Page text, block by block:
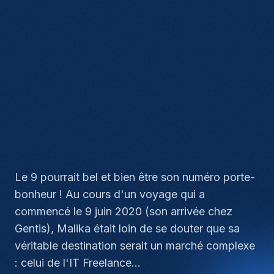
Le 9 pourrait bel et bien être son numéro porte-
bonheur ! Au cours d'un voyage qui a
commencé le 9 juin 2020 (son arrivée chez
Gentis), Malika était loin de se douter que sa
véritable destination serait un marché complexe
: celui de l'IT Freelance...